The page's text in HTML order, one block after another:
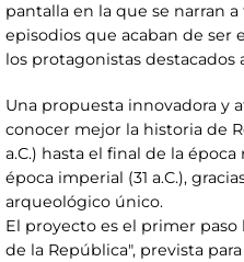
pantalla en la que se narran
episodios que acaban de ser
los protagonistas
Una propuesta innovadora y
conocer mejor la historia de
a.C.) hasta el final de la
época imperial (31 a.C.),
arqueológico único.
El proyecto es el primer paso
de la República", prevista